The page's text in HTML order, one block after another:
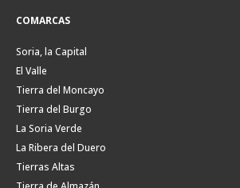
COMARCAS
Soria, la Capital
El Valle
Tierra del Moncayo
Tierra del Burgo
La Soria Verde
La Ribera del Duero
Tierras Altas